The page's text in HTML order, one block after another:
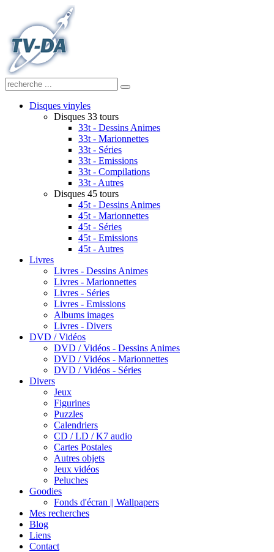
Disques vinyles
Disques 33 tours
33t - Dessins Animes
33t - Marionnettes
33t - Séries
33t - Emissions
33t - Compilations
33t - Autres
Disques 45 tours
45t - Dessins Animes
45t - Marionnettes
45t - Séries
45t - Emissions
45t - Autres
Livres
Livres - Dessins Animes
Livres - Marionnettes
Livres - Séries
Livres - Emissions
Albums images
Livres - Divers
DVD / Vidéos
DVD / Vidéos - Dessins Animes
DVD / Vidéos - Marionnettes
DVD / Vidéos - Séries
Divers
Jeux
Figurines
Puzzles
Calendriers
CD / LD / K7 audio
Cartes Postales
Autres objets
Jeux vidéos
Peluches
Goodies
Fonds d'écran || Wallpapers
Mes recherches
Blog
Liens
Contact